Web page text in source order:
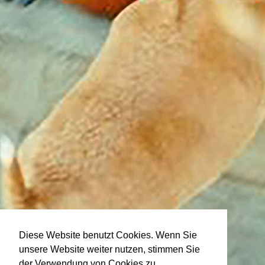
Diese Website benutzt Cookies. Wenn Sie
unsere Website weiter nutzen, stimmen Sie